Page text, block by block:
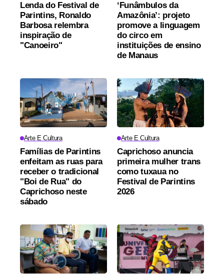
Lenda do Festival de
Parintins, Ronaldo
Barbosa relembra
inspiração de
"Canoeiro"
‘Funâmbulos da
Amazônia’: projeto
promove a linguagem
do circo em
instituições de ensino
de Manaus
Arte E Cultura
Famílias de Parintins
enfeitam as ruas para
receber o tradicional
"Boi de Rua" do
Caprichoso neste
sábado
Arte E Cultura
Caprichoso anuncia
primeira mulher trans
como tuxaua no
Festival de Parintins
2026